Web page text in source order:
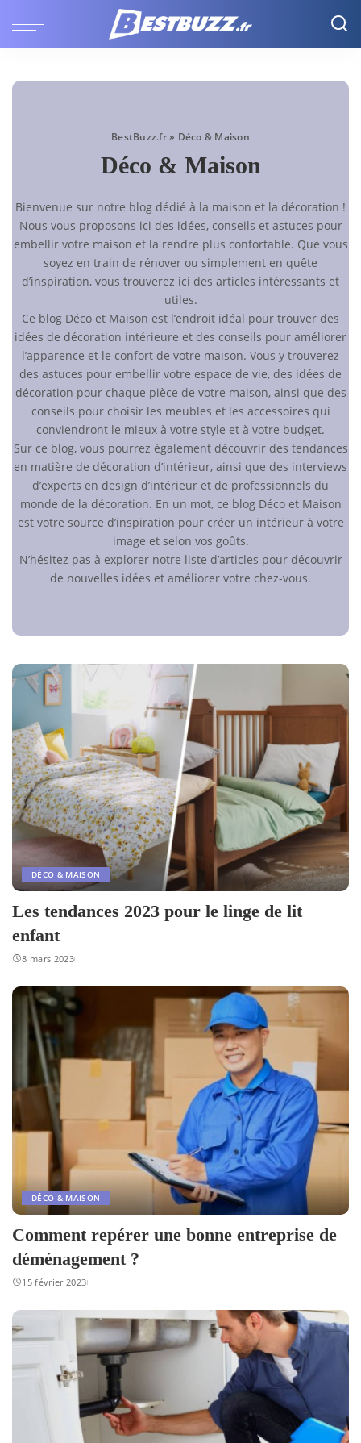
BestBuzz.fr» Déco & Maison
Déco & Maison
Bienvenue sur notre blog dédié à la maison et la décoration !
Nous vous proposons ici des idées, conseils et astuces pour
embellir votre maison et la rendre plus confortable. Que vous
soyez en train de rénover ou simplement en quête
d’inspiration, vous trouverez ici des articles intéressants et
utiles.
Ce blog Déco et Maison est l’endroit idéal pour trouver des
idées de décoration intérieure et des conseils pour améliorer
l’apparence et le confort de votre maison. Vous y trouverez
des astuces pour embellir votre espace de vie, des idées de
décoration pour chaque pièce de votre maison, ainsi que des
conseils pour choisir les meubles et les accessoires qui
conviendront le mieux à votre style et à votre budget.
Sur ce blog, vous pourrez également découvrir des tendances
en matière de décoration d’intérieur, ainsi que des interviews
d’experts en design d’intérieur et de professionnels du
monde de la décoration. En un mot, ce blog Déco et Maison
est votre source d’inspiration pour créer un intérieur à votre
image et selon vos goûts.
N’hésitez pas à explorer notre liste d’articles pour découvrir
de nouvelles idées et améliorer votre chez-vous.
DÉCO & MAISON
Les tendances 2023 pour le linge de lit
enfant
8 mars 2023
DÉCO & MAISON
Comment repérer une bonne entreprise de
déménagement ?
15 février 2023